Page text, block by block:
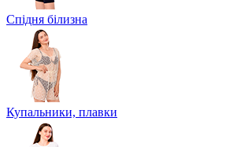
Спідня білизна
Купальники, плавки